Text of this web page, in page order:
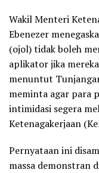
Wakil Menteri
Ebenezer
(ojol) tidak boleh
aplikator jika
menuntut
meminta agar para
intimidasi segera
Ketenagakerjaan
Pernyataan ini
massa demonstran